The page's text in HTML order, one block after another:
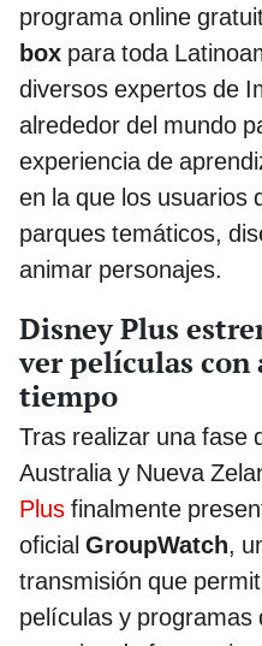
programa online
box para toda
diversos expertos de
alrededor del mundo
experiencia de
en la que los usuarios
parques temáticos,
animar personajes.
Disney Plus
ver películas con
tiempo
Tras realizar una fase
Australia y Nueva
Plus finalmente
oficial GroupWatch,
transmisión que
películas y programas